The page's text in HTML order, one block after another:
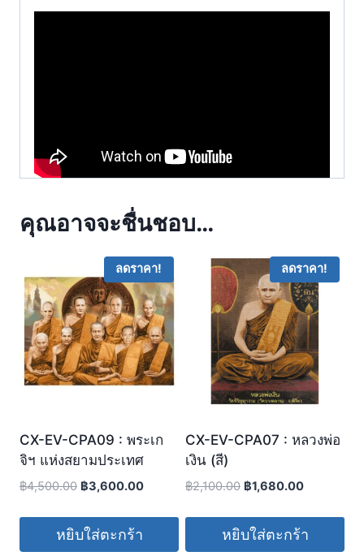
คุณอาจจะชื่นชอบ…
ลดราคา!
CX-EV-CPA09 : พระเก
จิฯ แห่งสยามประเทศ
฿4,500.00 ฿3,600.00
หยิบใส่ตะกร้า
ลดราคา!
CX-EV-CPA07 : หลวงพ่อ
เงิน (สี)
฿2,100.00 ฿1,680.00
หยิบใส่ตะกร้า